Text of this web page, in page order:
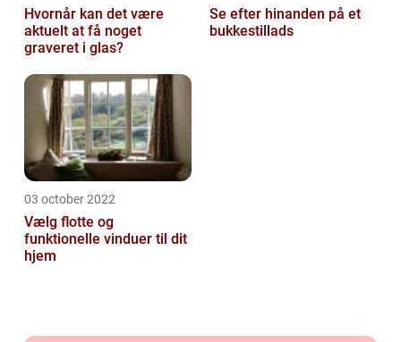
Hvornår kan det være
aktuelt at få noget
graveret i glas?
Se efter hinanden på et
bukkestillads
03 october 2022
Vælg flotte og
funktionelle vinduer til dit
hjem